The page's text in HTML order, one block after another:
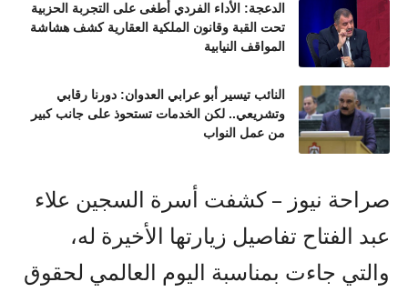
الدعجة: الأداء الفردي أطغى على التجربة الحزبية
تحت القبة وقانون الملكية العقارية كشف هشاشة
المواقف النيابية
النائب تيسير أبو عرابي العدوان: دورنا رقابي
وتشريعي.. لكن الخدمات تستحوذ على جانب كبير
من عمل النواب
صراحة نيوز – كشفت أسرة السجين علاء
عبد الفتاح تفاصيل زيارتها الأخيرة له،
والتي جاءت بمناسبة اليوم العالمي لحقوق